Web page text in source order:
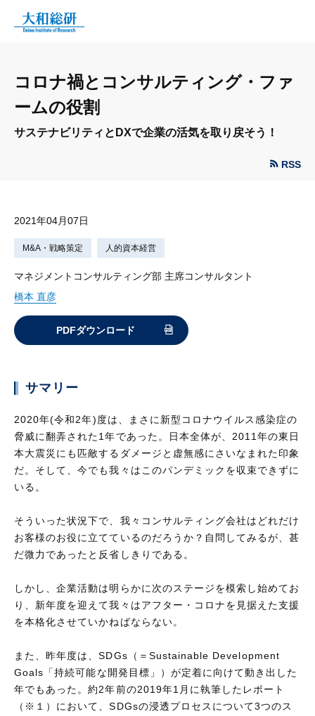
コロナ禍とコンサルティング・ファ
ームの役割
サステナビリティとDXで企業の活気を取り戻そう！
RSS
2021年04月07日
M&A・戦略策定 人的資本経営
マネジメントコンサルティング部 主席コンサルタント
橋本 直彦
PDFダウンロード
サマリー
2020年(令和2年)度は、まさに新型コロナウイルス感染症の
脅威に翻弄された1年であった。日本全体が、2011年の東日
本大震災にも匹敵するダメージと虚無感にさいなまれた印象
だ。そして、今でも我々はこのパンデミックを収束できずに
いる。
そういった状況下で、我々コンサルティング会社はどれだけ
お客様のお役に立てているのだろうか？自問してみるが、甚
だ微力であったと反省しきりである。
しかし、企業活動は明らかに次のステージを模索し始めてお
り、新年度を迎えて我々はアフター・コロナを見据えた支援
を本格化させていかねばならない。
また、昨年度は、SDGs（＝Sustainable Development
Goals「持続可能な開発目標」）が定着に向けて動き出した
年でもあった。約2年前の2019年1月に執筆したレポート
（※１）において、SDGsの浸透プロセスについて3つのス